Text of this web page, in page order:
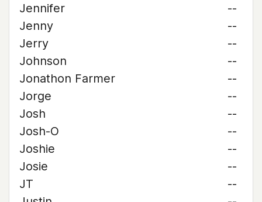
Jennifer
--
Jenny
--
Jerry
--
Johnson
--
Jonathon Farmer
--
Jorge
--
Josh
--
Josh-O
--
Joshie
--
Josie
--
JT
--